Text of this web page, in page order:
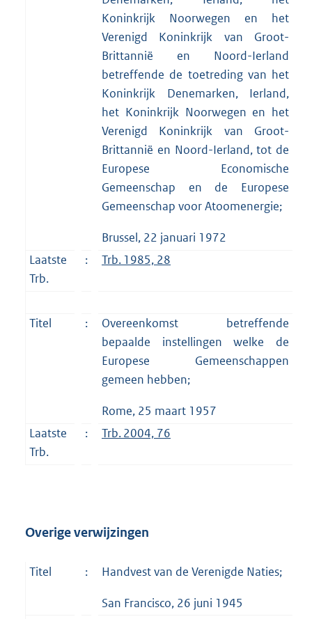
Koninkrijk Noorwegen en het
Verenigd Koninkrijk van Groot-
Brittannië en Noord-Ierland
betreffende de toetreding van het
Koninkrijk Denemarken, Ierland,
het Koninkrijk Noorwegen en het
Verenigd Koninkrijk van Groot-
Brittannië en Noord-Ierland, tot de
Europese Economische
Gemeenschap en de Europese
Gemeenschap voor Atoomenergie;
Brussel, 22 januari 1972
Laatste
Trb.
: Trb. 1985, 28
Titel :
Overeenkomst betreffende
bepaalde instellingen welke de
Europese Gemeenschappen
gemeen hebben;
Rome, 25 maart 1957
Laatste
Trb.
: Trb. 2004, 76
Overige verwijzingen
Titel : Handvest van de Verenigde Naties;
San Francisco, 26 juni 1945